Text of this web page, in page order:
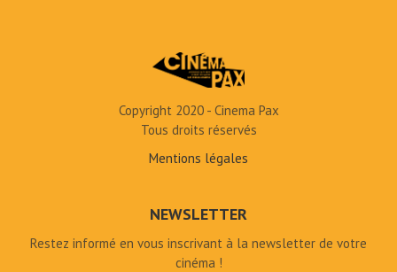
Copyright 2020 - Cinema Pax
Tous droits réservés
Mentions légales
NEWSLETTER
Restez informé en vous inscrivant à la newsletter de votre
cinéma !